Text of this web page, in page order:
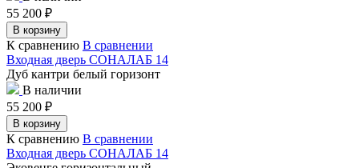
55 200 ₽
В корзину
К сравнению В сравнении
Входная дверь СОНАЛАБ 14
Дуб кантри белый горизонт
В наличии
55 200 ₽
В корзину
К сравнению В сравнении
Входная дверь СОНАЛАБ 14